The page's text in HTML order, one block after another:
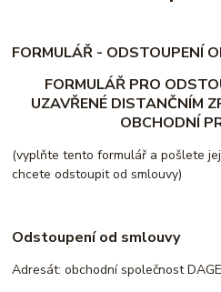
FORMULÁŘ - ODSTOUPENÍ
FORMULÁŘ PRO
UZAVŘENÉ DISTANČNÍM
OBCHODNÍ
(vyplňte tento formulář a pošlete
chcete odstoupit od smlouvy)
Odstoupení od smlouvy
Adresát: obchodní společnost